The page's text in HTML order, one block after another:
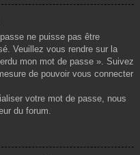
ne puisse pas être
Veuillez vous rendre sur la
mon mot de passe ». Suivez
de pouvoir vous connecter
votre mot de passe, nous
du forum.